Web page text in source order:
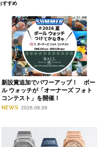
すすめ
新設賞追加でパワーアップ！ ボー
ル ウォッチが「オーナーズ フォト
コンテスト」を開催！
NEWS 2026.08.09